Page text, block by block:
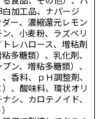
加工品、ナパージ
ー、濃縮還元レモン
、小麦粉、ラズベリ
レハロース、増粘剤
多糖類）、乳化剤、
ン、増粘多糖類）、
香料、ｐＨ調整剤、
、酸味料、環状オリ
シ、カロテノイド、